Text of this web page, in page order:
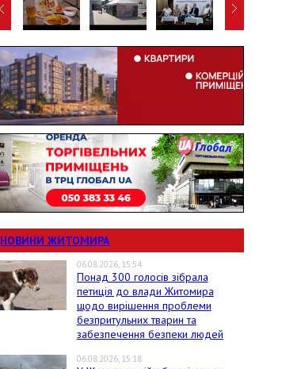
НОВИНИ ЖИТОМИРА
06.08.2026, 15:54
Понад 300 голосів зібрала
петиція до влади Житомира
щодо вирішення проблеми
безпритульних тварин та
забезпечення безпеки людей
06.08.2026, 15:18